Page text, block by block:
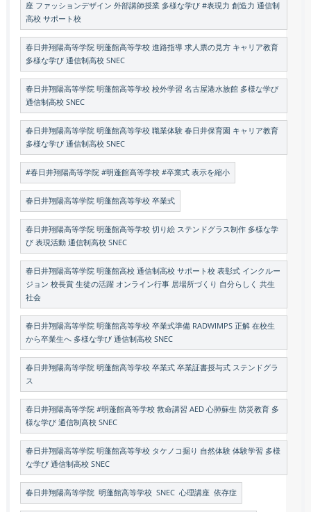
座 ファッションデザイン 外部講師授業 多様な学び #表現力 創造力 通信制
高校 サポート校
春日井翔陽高等学院 明蓬館高等学校 進路指導 求人票の見方 キャリア教育
多様な学び 通信制高校 SNEC
春日井翔陽高等学院 明蓬館高等学校 校外学習 名古屋港水族館 多様な学び
通信制高校 SNEC
春日井翔陽高等学院 明蓬館高等学校 職業体験 春日井保育園 キャリア教育
多様な学び 通信制高校 SNEC
#春日井翔陽高等学院 #明蓬館高等学校 #卒業式 表示を縮小
春日井翔陽高等学院 明蓬館高等学校 卒業式
春日井翔陽高等学院 明蓬館高等学校 切り絵 ステンドグラス制作 多様な学
び 表現活動 通信制高校 SNEC
春日井翔陽高等学院 明蓬館高校 通信制高校 サポート校 表彰式 インクルー
ジョン 校長賞 生徒の活躍 オンライン行事 居場所づくり 自分らしく 共生
社会
春日井翔陽高等学院 明蓬館高等学校 卒業式準備 RADWIMPS 正解 在校生
から卒業生へ 多様な学び 通信制高校 SNEC
春日井翔陽高等学院 明蓬館高等学校 卒業式 卒業証書授与式 ステンドグラ
ス
春日井翔陽高等学院 #明蓬館高等学校 救命講習 AED 心肺蘇生 防災教育 多
様な学び 通信制高校 SNEC
春日井翔陽高等学院 明蓬館高等学校 タケノコ掘り 自然体験 体験学習 多様
な学び 通信制高校 SNEC
春日井翔陽高等学院 明蓬館高等学校 SNEC 心理講座 依存症